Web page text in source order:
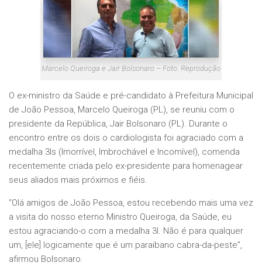
Marcelo Queiroga e Jair Bolsonaro – Foto: Reprodução
O ex-ministro da Saúde e pré-candidato à Prefeitura Municipal
de João Pessoa, Marcelo Queiroga (PL), se reuniu com o
presidente da República, Jair Bolsonaro (PL). Durante o
encontro entre os dois o cardiologista foi agraciado com a
medalha 3Is (Imorrível, Imbrochável e Incomível), comenda
recentemente criada pelo ex-presidente para homenagear
seus aliados mais próximos e fiéis.
“Olá amigos de João Pessoa, estou recebendo mais uma vez
a visita do nosso eterno Ministro Queiroga, da Saúde, eu
estou agraciando-o com a medalha 3I. Não é para qualquer
um, [ele] logicamente que é um paraibano cabra-da-peste”,
afirmou Bolsonaro.